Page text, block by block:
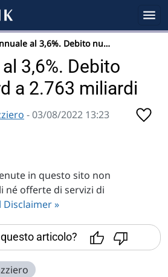
al 3,6%. Debito nu…
3,6%. Debito
a 2.763 miliardi
- 03/08/2022 13:23
in questo sito non
né offerte di servizi di
Disclaimer »
articolo?